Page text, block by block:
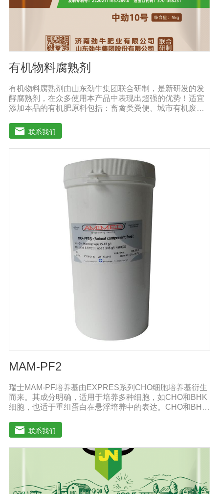
有机物料腐熟剂
有机物料腐熟剂由山东劲牛集团联合研制，是新研发的发
酵腐熟剂，在众多使用本产品中表现出超强的优势！适宜
添加本品的有机肥原料包括：畜禽类粪便、城市有机废弃
工废弃料（蔗糖泥、果渣、茶渣、蘑菇渣、酒糟、中草药
残渣、糠醛渣、农作物秸杆等）。【功效特点】1、本产品
适应性广，升温速度快，分解能力强，除臭效果彻底。2、
起温快在温度0℃以上时, 2天温度可升至60℃以上。可充
分分解畜禽类粪便中产生臭味的有机硫化物、有机氨化物
等, 升温后2-3天, 臭味大幅减低。3、发酵周期短15-20天即
可达到基本腐熟状态。4、发酵过程高温(60℃-70℃)持久
能杀灭发酵物中的病菌、虫卵、杂草种子。5、堆肥总养分
损失少, 腐殖质含量高, 钾元素含量增高明显。【用法用
量】 本品1公斤可发酵2-3吨物料。使用时先将发酵剂与稻
糠或玉米面或者干的发酵物料湿均匀, 后掺入发酵物中, 混
匀, 堆成堆(夏天堆高控制在0. 6-1米之间, 冬季0. 8-1. 6米之
间, 并用薄膜或草帘覆盖, 待内部温度升到25℃时, 将覆盖
物揭开)。待温度升到45℃(冬季温度升到55C)以上 时开始
一次翻堆, 以后每当堆温达到60℃以上时需进行翘堆, 15-
20天即可达到基本腐熟状态。
联系我们
MAM-PF2
瑞士MAM-PF培养基由EXPRES系列CHO细胞培养基衍生
而来。其成分明确，适用于培养多种细胞，如CHO和BHK
细胞，也适于重组蛋白在悬浮培养中的表达。CHO和BHK
列培养基不含L-谷氨酰胺以避免因L-谷氨酰胺降解和胺积累
带来的不利影响。MAM-PF培养基可添加极少量的酚红或
不添加。无血清培养基比需添加血清的培养基高级，它有
助于表达产物的纯化和后续处理。多数市场上出售的无血
物。因此成分完全明确的培养基和市场上其他添加血清的
培养基以及无血清培养基相比具有巨大的技术优势。从风
联系我们